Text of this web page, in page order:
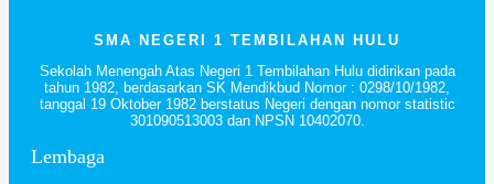
SMA NEGERI 1 TEMBILAHAN HULU
Sekolah Menengah Atas Negeri 1 Tembilahan Hulu didirikan pada
tahun 1982, berdasarkan SK Mendikbud Nomor : 0298/10/1982,
tanggal 19 Oktober 1982 berstatus Negeri dengan nomor statistic
301090513003 dan NPSN 10402070.
Lembaga